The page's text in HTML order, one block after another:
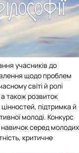
учасників до
щодо проблем
світі й ролі
а також розвиток
підтримка й
молоді. Конкурс
навичок серед молодих
критичне